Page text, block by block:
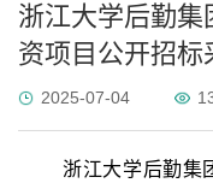
浙江大学后勤
资项目公开招标
2025-07-04
浙江大学后勤集